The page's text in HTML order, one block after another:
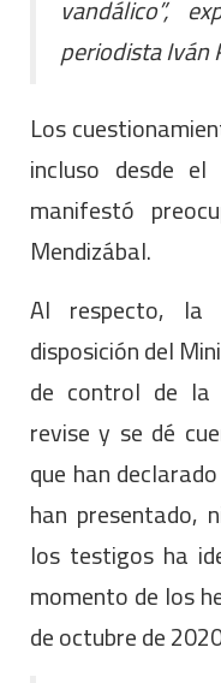
vandálico”,
periodista Iván
Los
incluso desde
manifestó
Mendizábal.
Al respecto, la
disposición del
de control de la
revise y se dé
que han
han presentado,
los testigos ha
momento de los
de octubre de